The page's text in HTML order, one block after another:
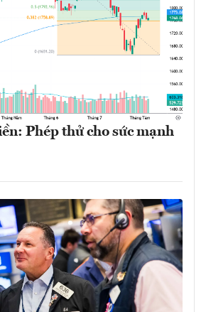
Phép thử cho sức mạnh